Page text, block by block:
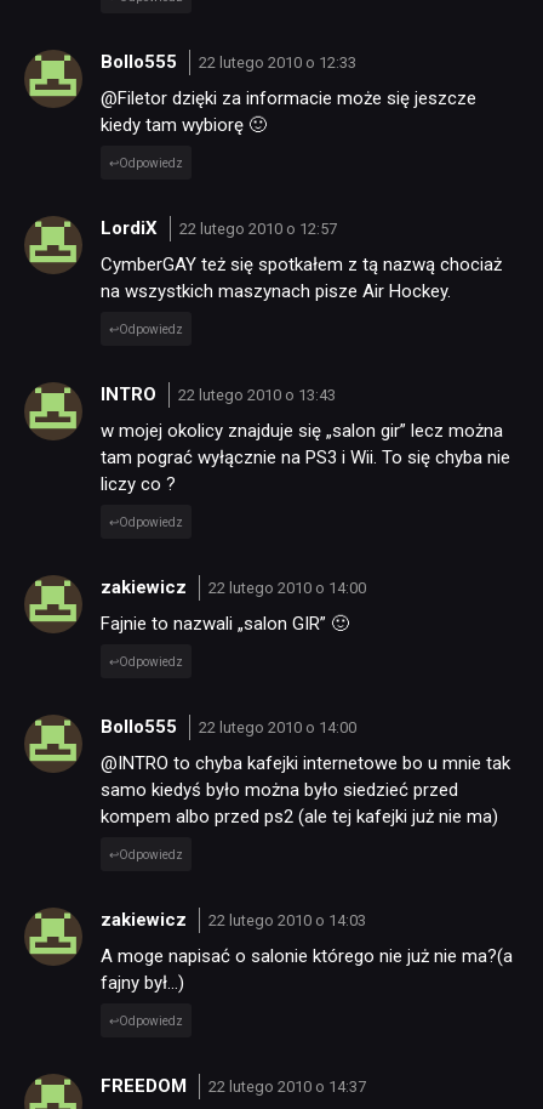
Bollo555 22 lutego 2010 o 12:33
@Filetor dzięki za informacie może się jeszcze
kiedy tam wybiorę 🙂
Odpowiedz
LordiX 22 lutego 2010 o 12:57
CymberGAY też się spotkałem z tą nazwą chociaż
na wszystkich maszynach pisze Air Hockey.
Odpowiedz
INTRO 22 lutego 2010 o 13:43
w mojej okolicy znajduje się „salon gir” lecz można
tam pograć wyłącznie na PS3 i Wii. To się chyba nie
liczy co ?
Odpowiedz
zakiewicz 22 lutego 2010 o 14:00
Fajnie to nazwali „salon GIR” 🙂
Odpowiedz
Bollo555 22 lutego 2010 o 14:00
@INTRO to chyba kafejki internetowe bo u mnie tak
samo kiedyś było można było siedzieć przed
kompem albo przed ps2 (ale tej kafejki już nie ma)
Odpowiedz
zakiewicz 22 lutego 2010 o 14:03
A moge napisać o salonie którego nie już nie ma?(a
fajny był…)
Odpowiedz
FREEDOM 22 lutego 2010 o 14:37